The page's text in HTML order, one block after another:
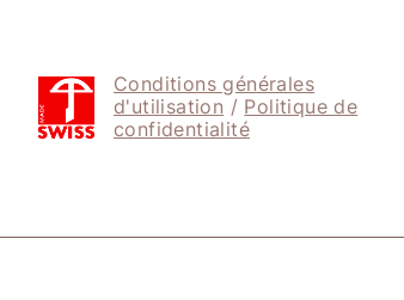
Conditions générales
d'utilisation / Politique de
confidentialité